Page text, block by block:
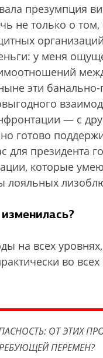
презумпция
не только о
у меня
эти
— с
готово
для президента
которые
лояльных
на всех
во
ОТ ЭТИХ
ПЕРЕМЕН?